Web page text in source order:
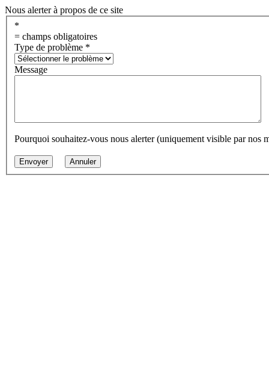
Nous alerter à propos de ce site
*
= champs obligatoires
Type de problème *
Message
Pourquoi souhaitez-vous nous alerter (uniquement visible par nos